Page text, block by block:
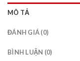
MÔ TẢ
ĐÁNH GIÁ (0)
BÌNH LUẬN (0)